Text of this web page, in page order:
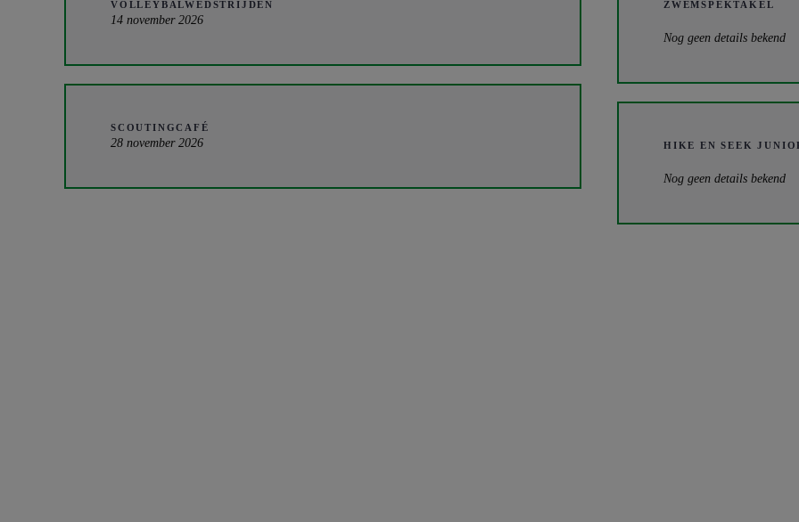
VOLLEYBALWEDSTRIJDEN
14 november 2026
SCOUTINGCAFÉ
28 november 2026
ZWEMSPEKTAKEL
Nog geen details bekend
HIKE EN SEEK
Nog geen details bekend